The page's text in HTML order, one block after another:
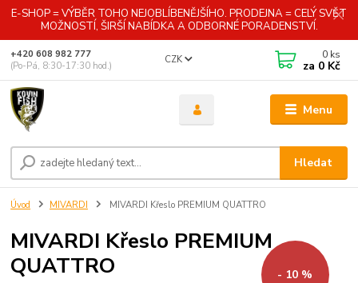
E-SHOP = VÝBĚR TOHO NEJOBLÍBENĚJŠÍHO. PRODEJNA = CELÝ SVĚT
MOŽNOSTÍ, ŠIRŠÍ NABÍDKA A ODBORNÉ PORADENSTVÍ.
Menu
CZK
Hledat
+420 608 982 777
(Po-Pá, 8:30-17:30 hod.)
0 ks
za 0 Kč
Úvod MIVARDI MIVARDI Křeslo PREMIUM QUATTRO
MIVARDI Křeslo PREMIUM
QUATTRO
- 10 %